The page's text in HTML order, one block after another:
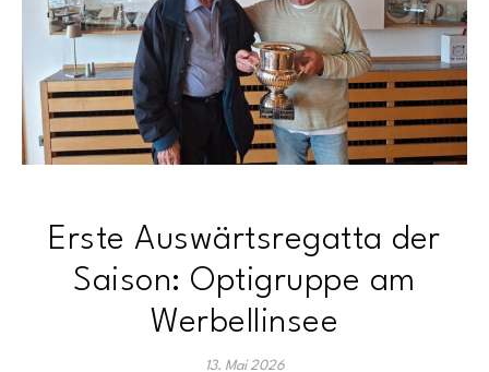
Erste Auswärtsregatta der
Saison: Optigruppe am
Werbellinsee
13. Mai 2026